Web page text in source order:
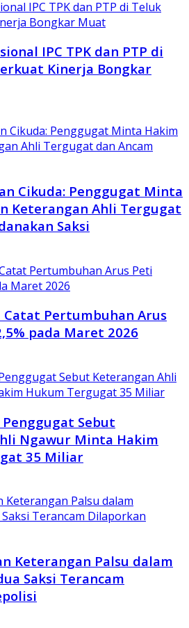
IPC TPK dan PTP di
Kinerja Bongkar
Cikuda: Penggugat Minta
Keterangan Ahli Tergugat
Saksi
Catat Pertumbuhan Arus
pada Maret 2026
Penggugat Sebut
Ngawur Minta Hakim
35 Miliar
Keterangan Palsu dalam
Saksi Terancam